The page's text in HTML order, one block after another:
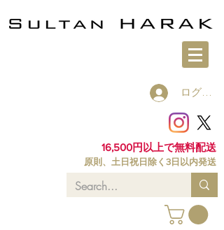
ログイン
16,500円以上で無料配送
原則、土日祝日除く3日以内発送